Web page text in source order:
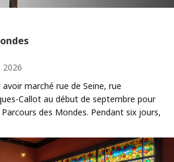
2026
marché rue de Seine, rue
Callot au début de septembre pour
des Mondes. Pendant six jours,